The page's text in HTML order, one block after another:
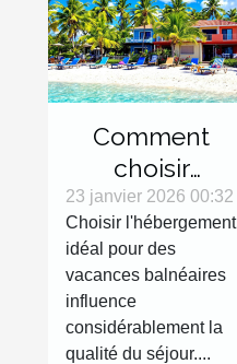
Comment
choisir
l'hébergement
idéal pour vos
vacances
balnéaires ?
23 janvier 2026 00:32
Choisir l'hébergement
idéal pour des
vacances balnéaires
influence
considérablement la
qualité du séjour....